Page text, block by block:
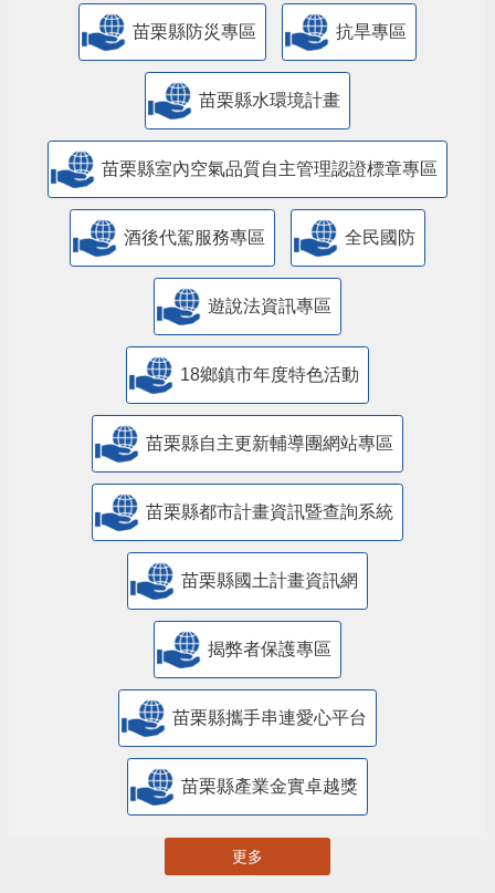
苗栗縣防災專區 抗旱專區
苗栗縣水環境計畫
苗栗縣室內空氣品質自主管理認證標章專區
酒後代駕服務專區 全民國防
遊說法資訊專區
18鄉鎮市年度特色活動
苗栗縣自主更新輔導團網站專區
苗栗縣都市計畫資訊暨查詢系統
苗栗縣國土計畫資訊網
揭弊者保護專區
苗栗縣攜手串連愛心平台
苗栗縣產業金實卓越獎
更多